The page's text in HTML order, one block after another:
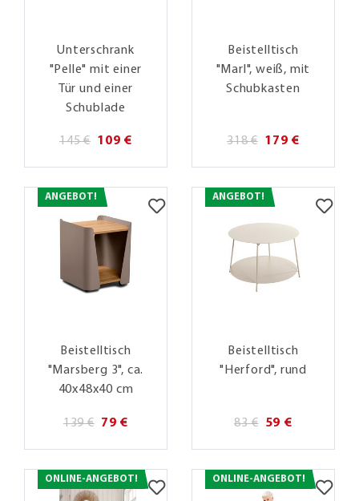
Unterschrank
"Pelle" mit einer
Tür und einer
Schublade
145 € 109 €
Beistelltisch
"Marl", weiß, mit
Schubkasten
318 € 179 €
ANGEBOT!
Beistelltisch
"Marsberg 3", ca.
40x48x40 cm
139 € 79 €
ANGEBOT!
Beistelltisch
"Herford", rund
83 € 59 €
ONLINE-ANGEBOT! ONLINE-ANGEBOT!